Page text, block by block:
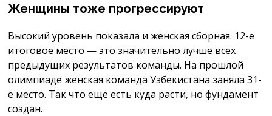
Женщины тоже прогрессируют
Высокий уровень показала и женская сборная. 12-е
итоговое место — это значительно лучше всех
предыдущих результатов команды. На прошлой
олимпиаде женская команда Узбекистана заняла 31-
е место. Так что ещё есть куда расти, но фундамент
создан.